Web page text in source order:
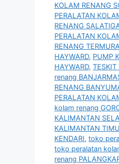
KOLAM RENANG
PERALATAN
RENANG
PERALATAN
RENANG
HAYWARD, PUMP
HAYWARD, TESKIT
renang
RENANG
PERALATAN
kolam renang
KALIMANTAN
KALIMANTAN
KENDARI, toko
toko peralatan
renang